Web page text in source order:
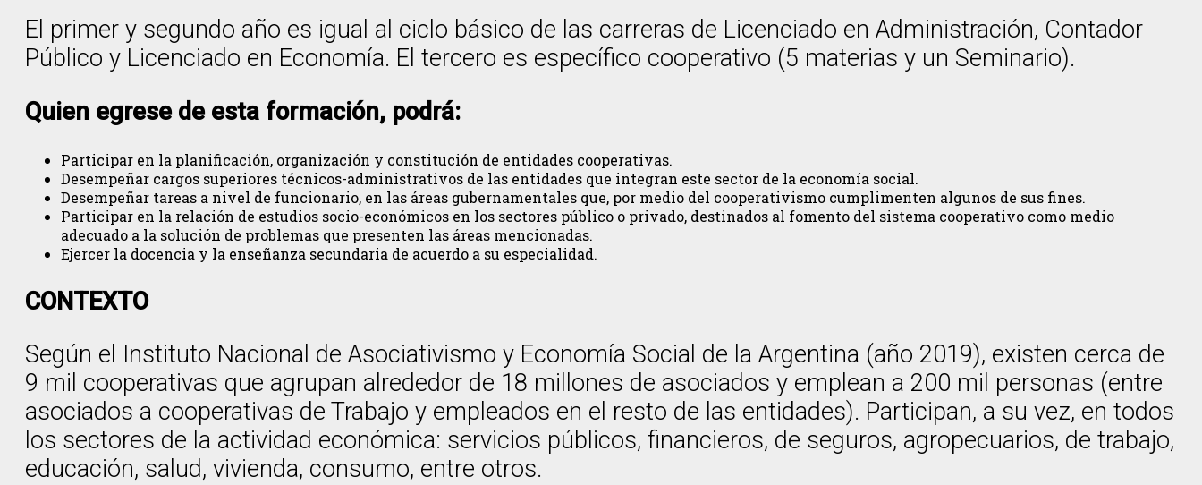
El primer y segundo año es igual al ciclo básico de las carreras de Licenciado en Administración, Contador
Público y Licenciado en Economía. El tercero es específico cooperativo (5 materias y un Seminario).
Quien egrese de esta formación, podrá:
Participar en la planificación, organización y constitución de entidades cooperativas.
Desempeñar cargos superiores técnicos-administrativos de las entidades que integran este sector de la economía social.
Desempeñar tareas a nivel de funcionario, en las áreas gubernamentales que, por medio del cooperativismo cumplimenten algunos de sus fines.
Participar en la relación de estudios socio-económicos en los sectores público o privado, destinados al fomento del sistema cooperativo como medio
adecuado a la solución de problemas que presenten las áreas mencionadas.
Ejercer la docencia y la enseñanza secundaria de acuerdo a su especialidad.
CONTEXTO
Según el Instituto Nacional de Asociativismo y Economía Social de la Argentina (año 2019), existen cerca de
9 mil cooperativas que agrupan alrededor de 18 millones de asociados y emplean a 200 mil personas (entre
asociados a cooperativas de Trabajo y empleados en el resto de las entidades). Participan, a su vez, en todos
los sectores de la actividad económica: servicios públicos, financieros, de seguros, agropecuarios, de trabajo,
educación, salud, vivienda, consumo, entre otros.